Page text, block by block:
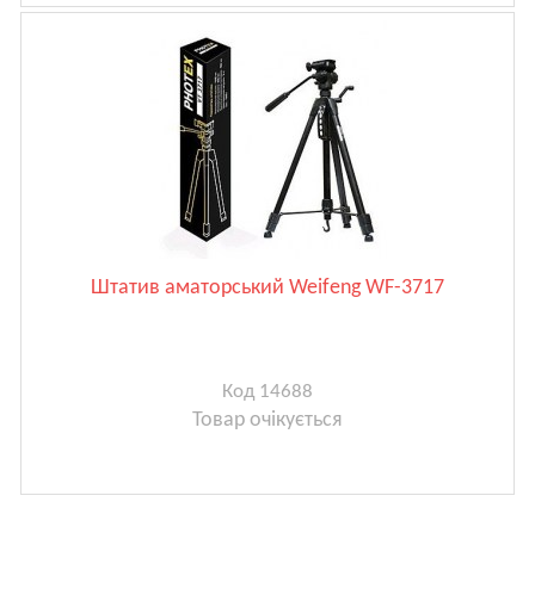
Штатив аматорський Weifeng WF-3717
Код 14688
Товар очікується